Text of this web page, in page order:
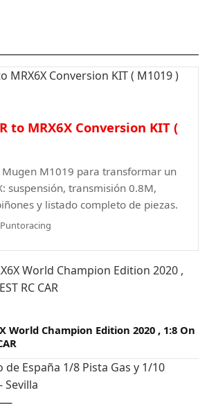
to MRX6X Conversion KIT (
Mugen M1019 para transformar un
suspensión, transmisión 0.8M,
y listado completo de piezas.
Puntoracing
World Champion Edition 2020 , 1:8 On